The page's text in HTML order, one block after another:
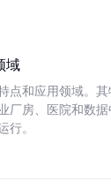
域
点和应用领域。
厂房、医院和数
行。